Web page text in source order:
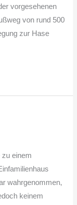
vorgesehenen
von rund 500
zur Hase
zu einem
wahrgenommen,
keinem